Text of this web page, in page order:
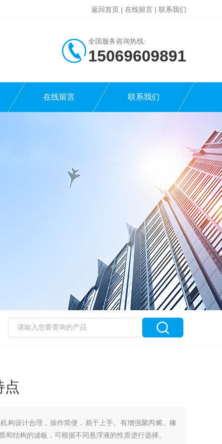
返回首页 | 在线留言 | 联系我们
全国服务咨询热线:
15069609891
在线留言 联系我们
点
构设计合理，操作简便，易于上手。有增强聚丙烯、橡
和结构的滤板，可根据不同悬浮液的性质进行选择。